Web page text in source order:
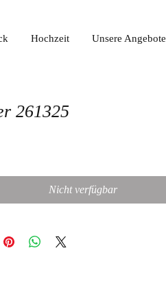
261325
Nicht verfügbar
Hochzeit Unsere Angebote